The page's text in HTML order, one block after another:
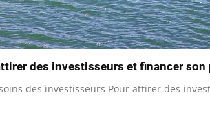
des investisseurs et financer son
des investisseurs Pour attirer des